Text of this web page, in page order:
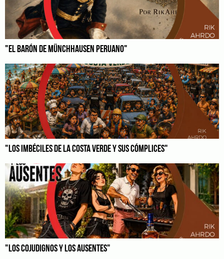
"EL BARÓN DE MÜNCHHAUSEN PERUANO"
"LOS IMBÉCILES DE LA COSTA VERDE Y SUS CÓMPLICES"
"LOS COJUDIGNOS Y LOS AUSENTES"